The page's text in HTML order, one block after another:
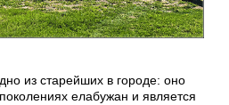
из старейших в городе: оно
елабужан и является